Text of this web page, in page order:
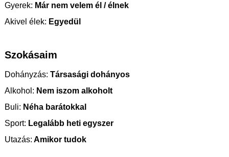
Gyerek: Már nem velem él / élnek
Akivel élek: Egyedül
Szokásaim
Dohányzás: Társasági dohányos
Alkohol: Nem iszom alkoholt
Buli: Néha barátokkal
Sport: Legalább heti egyszer
Utazás: Amikor tudok